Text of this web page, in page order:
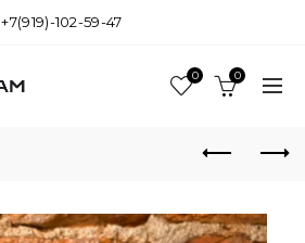
+7(919)-102-59-47
0 0